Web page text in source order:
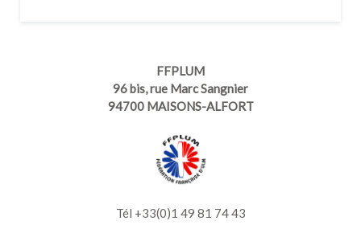
FFPLUM
96 bis, rue Marc Sangnier
94700 MAISONS-ALFORT
Tél +33(0)1 49 81 74 43